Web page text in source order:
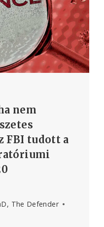
nem
FBI tudott a
The Defender